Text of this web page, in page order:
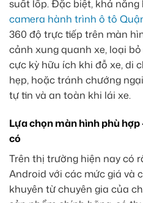
suất lốp. Đặc biệt, khả
camera hành trình ô tô
360 độ trực tiếp trên màn
cảnh xung quanh xe, loại
cực kỳ hữu ích khi đỗ xe, di
hẹp, hoặc tránh chướng
tự tin và an toàn khi lái xe.
Lựa chọn màn hình phù
có
Trên thị trường hiện nay có
Android với các mức giá và
khuyên từ chuyên gia của